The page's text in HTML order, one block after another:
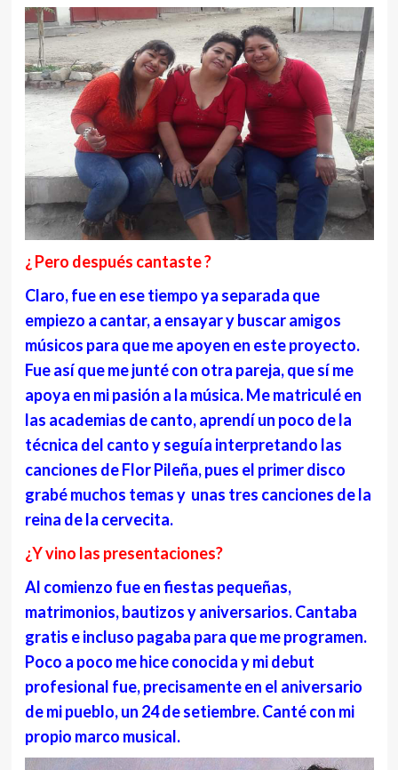
¿ Pero después cantaste ?
Claro, fue en ese tiempo ya separada que
empiezo a cantar, a ensayar y buscar amigos
músicos para que me apoyen en este proyecto.
Fue así que me junté con otra pareja, que sí me
apoya en mi pasión a la música. Me matriculé en
las academias de canto, aprendí un poco de la
técnica del canto y seguía interpretando las
canciones de Flor Pileña, pues el primer disco
grabé muchos temas y unas tres canciones de la
reina de la cervecita.
¿Y vino las presentaciones?
Al comienzo fue en fiestas pequeñas,
matrimonios, bautizos y aniversarios. Cantaba
gratis e incluso pagaba para que me programen.
Poco a poco me hice conocida y mi debut
profesional fue, precisamente en el aniversario
de mi pueblo, un 24 de setiembre. Canté con mi
propio marco musical.